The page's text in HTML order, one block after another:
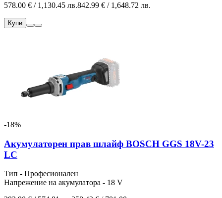
578.00 € / 1,130.45 лв.842.99 € / 1,648.72 лв.
Купи
-18%
Акумулаторен прав шлайф BOSCH GGS 18V-23
LC
Тип - Професионален
Напрежение на акумулатора - 18 V